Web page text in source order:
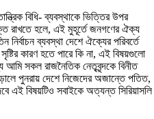
বিধি- ব্যবস্থাকে ভিত্তির উপর
রাখতে হলে, এই মুহূর্তে জনগণের ঐক্য
ব্যবস্থা দেশে ঐক্যের পরিবর্তে
কারণ হতে পারে কি না, এই বিষয়গুলো
সকল রাজনৈতিক নেতৃবৃন্দকে বিনীত
পুনরায় দেশে নিজেদের অজান্তে পতিত,
এই বিষয়টিও সবাইকে অত্যন্ত সিরিয়াসলি